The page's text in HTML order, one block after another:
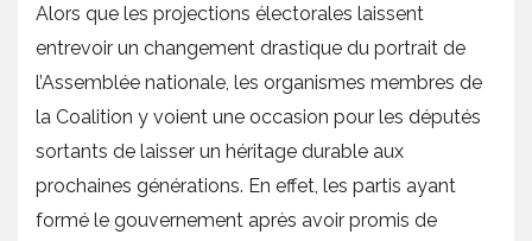
Alors que les projections électorales laissent
entrevoir un changement drastique du portrait de
l’Assemblée nationale, les organismes membres de
la Coalition y voient une occasion pour les députés
sortants de laisser un héritage durable aux
prochaines générations. En effet, les partis ayant
formé le gouvernement après avoir promis de